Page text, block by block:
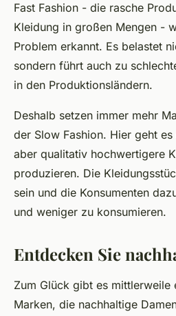
Fast Fashion - die rasche
Kleidung in großen Mengen -
Problem erkannt. Es belastet
sondern führt auch zu
in den Produktionsländern.
Deshalb setzen immer mehr
der Slow Fashion. Hier geht
aber qualitativ hochwertigere
produzieren. Die
sein und die Konsumenten
und weniger zu konsumieren.
Entdecken Sie
Zum Glück gibt es mittlerweile
Marken, die nachhaltige